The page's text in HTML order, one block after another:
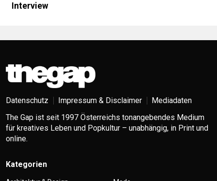
Interview
Datenschutz Impressum & Disclaimer
Mediadaten
The Gap ist seit 1997 Österreichs tonangebendes Medium
für kreatives Leben und Popkultur – unabhängig, in Print und
online.
Kategorien